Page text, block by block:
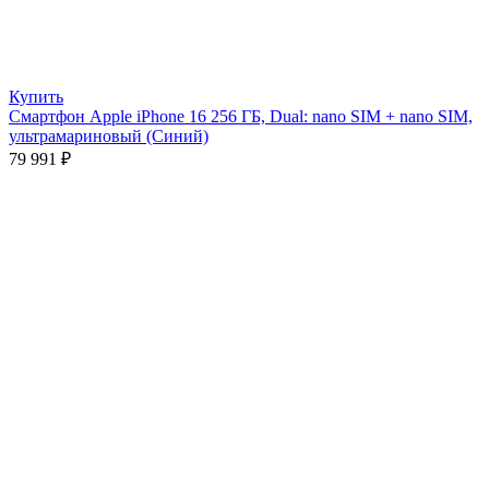
Купить
Смартфон Apple iPhone 16 256 ГБ, Dual: nano SIM + nano SIM,
ультрамариновый (Синий)
79 991 ₽